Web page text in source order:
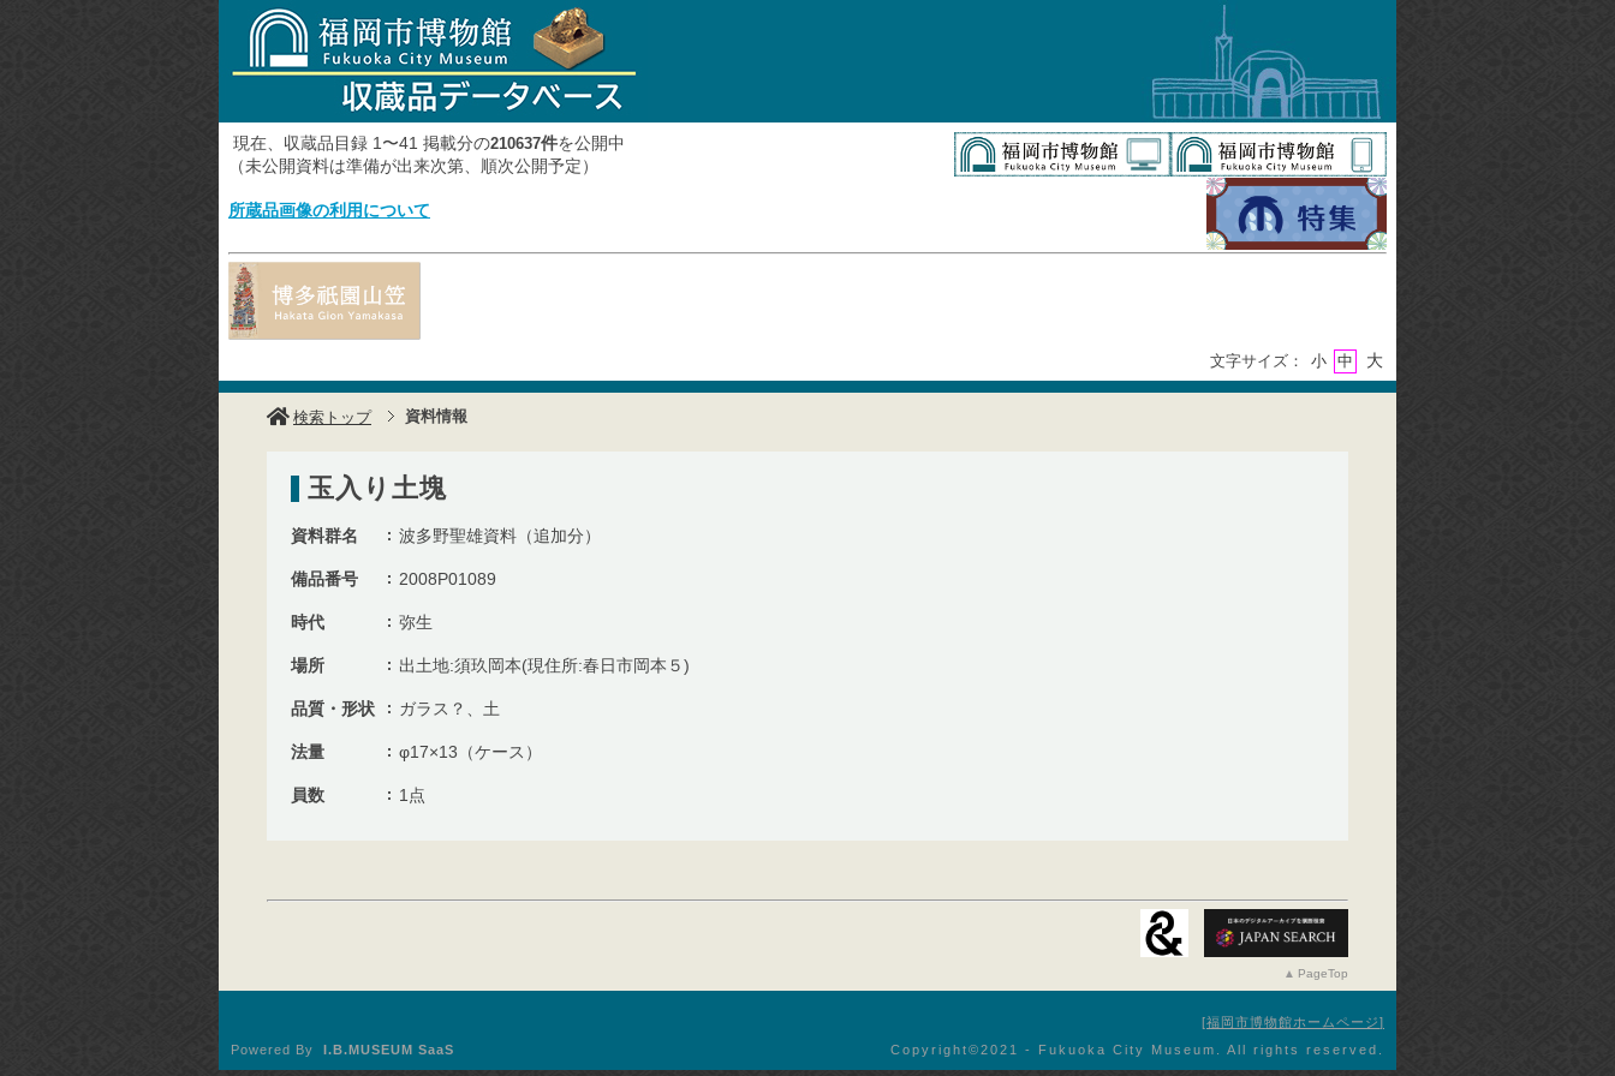
現在、収蔵品目録 1〜41 掲載分の210637件を公開中
（未公開資料は準備が出来次第、順次公開予定）
所蔵品画像の利用について
文字サイズ： 小 中 大
検索トップ 資料情報
玉入り土塊
資料群名 波多野聖雄資料（追加分）
備品番号 2008P01089
時代 弥生
場所 出土地:須玖岡本(現住所:春日市岡本５)
品質・形状 ガラス？、土
法量 φ17×13（ケース）
員数 1点
PageTop
福岡市博物館ホームページ
Copyright©︎2021 - Fukuoka City Museum. All rights reserved.
Powered By I.B.MUSEUM SaaS